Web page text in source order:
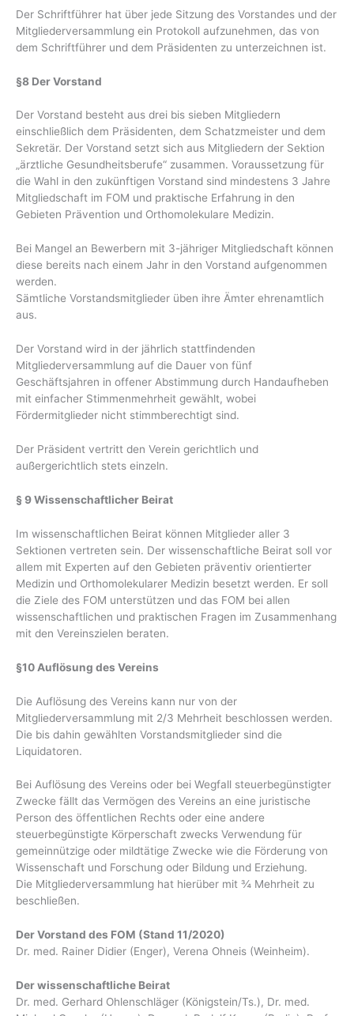
Der Schriftführer hat über jede Sitzung des Vorstandes und der
Mitgliederversammlung ein Protokoll aufzunehmen, das von
dem Schriftführer und dem Präsidenten zu unterzeichnen ist.
§8 Der Vorstand
Der Vorstand besteht aus drei bis sieben Mitgliedern
einschließlich dem Präsidenten, dem Schatzmeister und dem
Sekretär. Der Vorstand setzt sich aus Mitgliedern der Sektion
„ärztliche Gesundheitsberufe“ zusammen. Voraussetzung für
die Wahl in den zukünftigen Vorstand sind mindestens 3 Jahre
Mitgliedschaft im FOM und praktische Erfahrung in den
Gebieten Prävention und Orthomolekulare Medizin.
Bei Mangel an Bewerbern mit 3-jähriger Mitgliedschaft können
diese bereits nach einem Jahr in den Vorstand aufgenommen
werden.
Sämtliche Vorstandsmitglieder üben ihre Ämter ehrenamtlich
aus.
Der Vorstand wird in der jährlich stattfindenden
Mitgliederversammlung auf die Dauer von fünf
Geschäftsjahren in offener Abstimmung durch Handaufheben
mit einfacher Stimmenmehrheit gewählt, wobei
Fördermitglieder nicht stimmberechtigt sind.
Der Präsident vertritt den Verein gerichtlich und
außergerichtlich stets einzeln.
§ 9 Wissenschaftlicher Beirat
Im wissenschaftlichen Beirat können Mitglieder aller 3
Sektionen vertreten sein. Der wissenschaftliche Beirat soll vor
allem mit Experten auf den Gebieten präventiv orientierter
Medizin und Orthomolekularer Medizin besetzt werden. Er soll
die Ziele des FOM unterstützen und das FOM bei allen
wissenschaftlichen und praktischen Fragen im Zusammenhang
mit den Vereinszielen beraten.
§10 Auflösung des Vereins
Die Auflösung des Vereins kann nur von der
Mitgliederversammlung mit 2/3 Mehrheit beschlossen werden.
Die bis dahin gewählten Vorstandsmitglieder sind die
Liquidatoren.
Bei Auflösung des Vereins oder bei Wegfall steuerbegünstigter
Zwecke fällt das Vermögen des Vereins an eine juristische
Person des öffentlichen Rechts oder eine andere
steuerbegünstigte Körperschaft zwecks Verwendung für
gemeinnützige oder mildtätige Zwecke wie die Förderung von
Wissenschaft und Forschung oder Bildung und Erziehung.
Die Mitgliederversammlung hat hierüber mit ¾ Mehrheit zu
beschließen.
Der Vorstand des FOM (Stand 11/2020)
Dr. med. Rainer Didier (Enger), Verena Ohneis (Weinheim).
Der wissenschaftliche Beirat
Dr. med. Gerhard Ohlenschläger (Königstein/Ts.), Dr. med.